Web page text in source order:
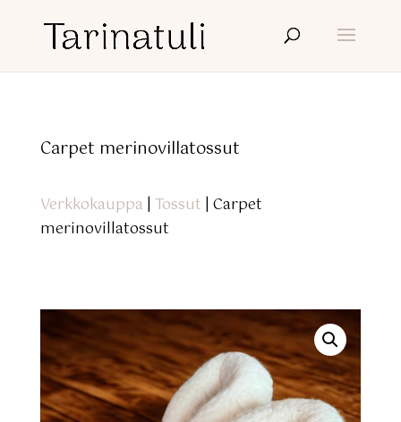
Carpet merinovillatossut
Verkkokauppa | Tossut | Carpet
merinovillatossut